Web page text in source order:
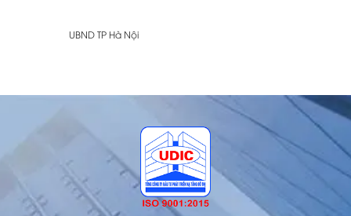
UBND TP Hà Nội